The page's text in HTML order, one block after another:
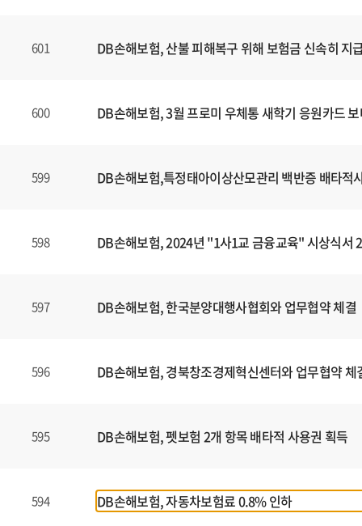
601 DB손해보험, 산불 피해복구 위해 보험금 신속히 지
600 DB손해보험, 3월 프로미 우체통 새학기 응원카드
599 DB손해보험,특정태아이상산모관리 백반증 배타적
598 DB손해보험, 2024년 "1사1교 금융교육" 시상식서
597 DB손해보험, 한국분양대행사협회와 업무협약 체결
596 DB손해보험, 경북창조경제혁신센터와 업무협약 체
595 DB손해보험, 펫보험 2개 항목 배타적 사용권 획득
594 DB손해보험, 자동차보험료 0.8% 인하